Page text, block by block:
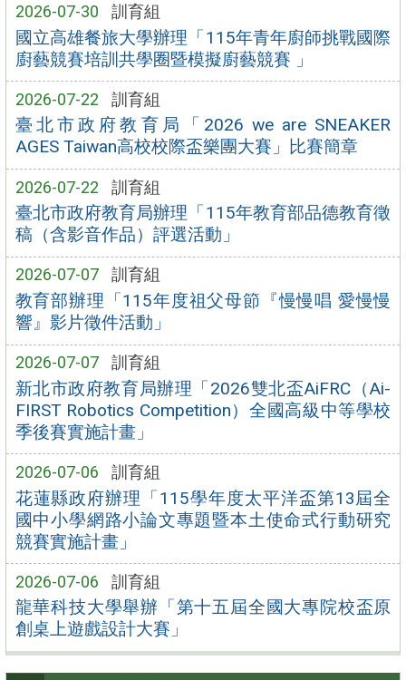
2026-07-30 訓育組
國立高雄餐旅大學辦理「115年青年廚師挑戰國際
廚藝競賽培訓共學圈暨模擬廚藝競賽 」
2026-07-22 訓育組
臺北市政府教育局「2026 we are SNEAKER
AGES Taiwan高校校際盃樂團大賽」比賽簡章
2026-07-22 訓育組
臺北市政府教育局辦理「115年教育部品德教育徵
稿（含影音作品）評選活動」
2026-07-07 訓育組
教育部辦理「115年度祖父母節『慢慢唱 愛慢慢
響』影片徵件活動」
2026-07-07 訓育組
新北市政府教育局辦理「2026雙北盃AiFRC（Ai-
FIRST Robotics Competition）全國高級中等學校
季後賽實施計畫」
2026-07-06 訓育組
花蓮縣政府辦理「115學年度太平洋盃第13屆全
國中小學網路小論文專題暨本土使命式行動研究
競賽實施計畫」
2026-07-06 訓育組
龍華科技大學舉辦「第十五屆全國大專院校盃原
創桌上遊戲設計大賽」